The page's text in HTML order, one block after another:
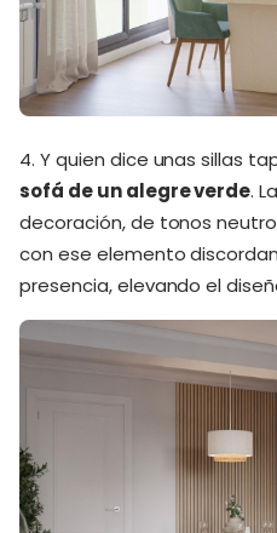
4. Y quien dice unas sillas
sofá de un alegre verde.
decoración, de tonos
con ese elemento
presencia, elevando el